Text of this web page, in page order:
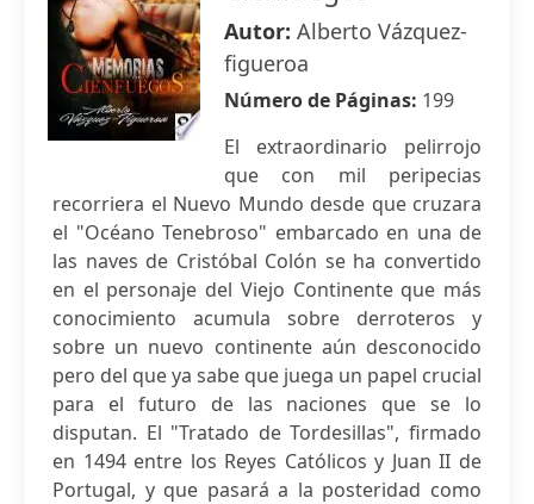
Autor: Alberto Vázquez-
figueroa
Número de Páginas: 199
El extraordinario pelirrojo
que con mil peripecias
recorriera el Nuevo Mundo desde que cruzara
el "Océano Tenebroso" embarcado en una de
las naves de Cristóbal Colón se ha convertido
en el personaje del Viejo Continente que más
conocimiento acumula sobre derroteros y
sobre un nuevo continente aún desconocido
pero del que ya sabe que juega un papel crucial
para el futuro de las naciones que se lo
disputan. El "Tratado de Tordesillas", firmado
en 1494 entre los Reyes Católicos y Juan II de
Portugal, y que pasará a la posteridad como